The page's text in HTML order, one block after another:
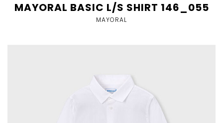
MAYORAL BASIC L/S SHIRT 146_055
MAYORAL